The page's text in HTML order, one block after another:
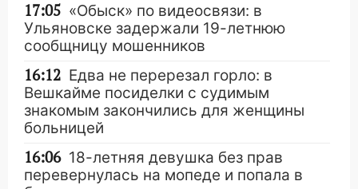
17:05 «Обыск» по видеосвязи: в
Ульяновске задержали 19-летнюю
сообщницу мошенников
16:12 Едва не перерезал горло: в
Вешкайме посиделки с судимым
знакомым закончились для женщины
больницей
16:06 18-летняя девушка без прав
перевернулась на мопеде и попала в